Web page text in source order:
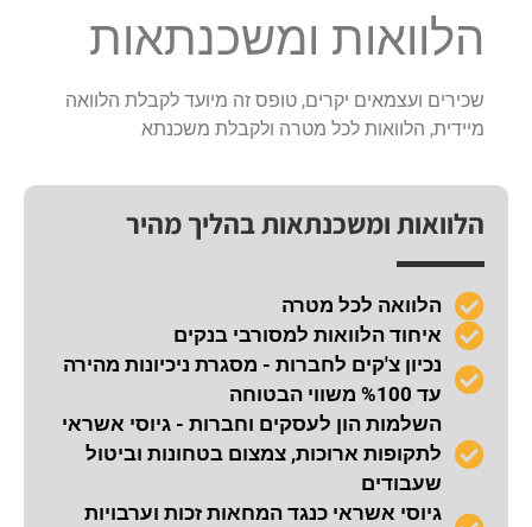
הלוואות ומשכנתאות
שכירים ועצמאים יקרים, טופס זה מיועד לקבלת הלוואה
מיידית, הלוואות לכל מטרה ולקבלת משכנתא
הלוואות ומשכנתאות בהליך מהיר
הלוואה לכל מטרה
איחוד הלוואות למסורבי בנקים
נכיון צ'קים לחברות - מסגרת ניכיונות מהירה
עד %100 משווי הבטוחה
השלמות הון לעסקים וחברות - גיוסי אשראי
לתקופות ארוכות, צמצום בטחונות וביטול
שעבודים
גיוסי אשראי כנגד המחאות זכות וערבויות